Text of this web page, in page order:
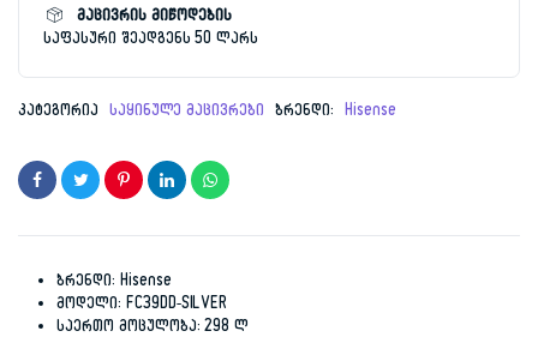
მაცივრის მიწოდების
საფასური შეადგენს 50 ლარს
კატეგორია საყინულე მაცივრები ბრენდი: Hisense
ბრენდი: Hisense
მოდელი: FC39DD-SILVER
საერთო მოცულობა: 298 ლ